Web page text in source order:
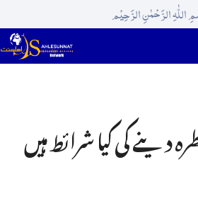
اللّٰہِ الرَّحْمٰنِ الرَّحِیْم
دینے کی کیا شرائط ہیں